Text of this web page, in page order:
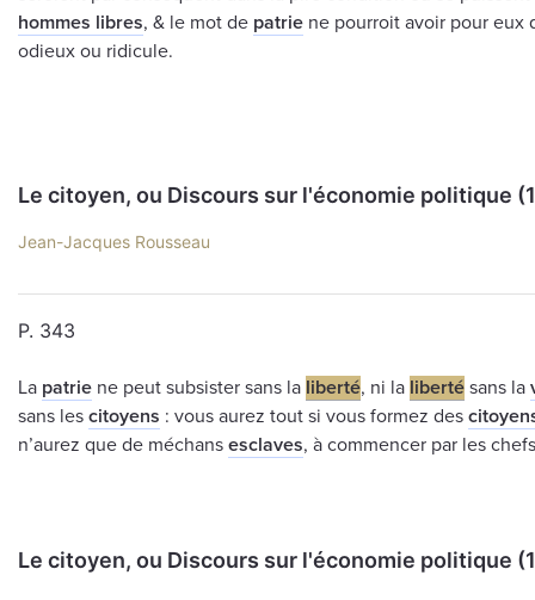
hommes libres, & le mot de patrie ne pourroit avoir pour eux
odieux ou ridicule.
Le citoyen, ou Discours sur l'économie politique
Jean-Jacques Rousseau
P. 343
La patrie ne peut subsister sans la liberté, ni la liberté sans la
sans les citoyens : vous aurez tout si vous formez des
n’aurez que de méchans esclaves, à commencer par les
Le citoyen, ou Discours sur l'économie politique